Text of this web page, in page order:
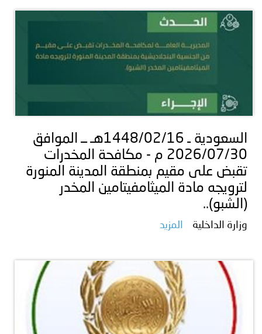
السعودية ـ 1448/02/16هـ ــ الموافق
2026/07/30 م - مكافحة المخدرات
تقبض على مقيم بمنطقة المدينة المنورة
لترويجه مادة الميثامفيتامين المخدر
(الشبو)..
وزارة الداخلية المزيد